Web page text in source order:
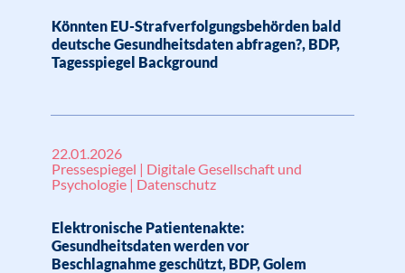
Könnten EU-Strafverfolgungsbehörden bald
deutsche Gesundheitsdaten abfragen?, BDP,
Tagesspiegel Background
22.01.2026
Pressespiegel | Digitale Gesellschaft und
Psychologie | Datenschutz
Elektronische Patientenakte:
Gesundheitsdaten werden vor
Beschlagnahme geschützt, BDP, Golem